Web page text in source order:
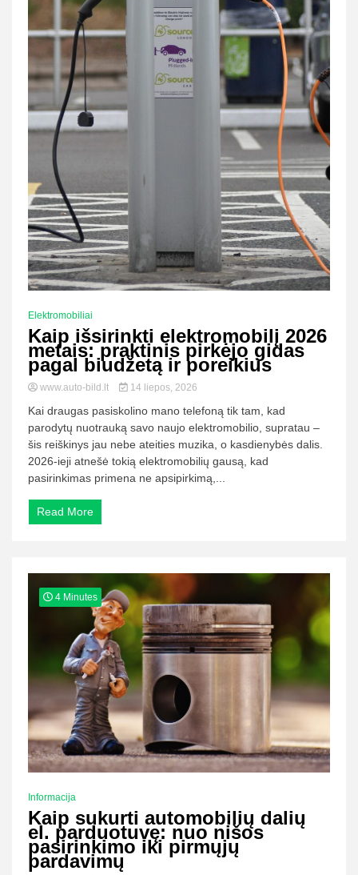
Elektromobiliai
Kaip išsirinkti elektromobilį 2026
metais: praktinis pirkėjo gidas
pagal biudžetą ir poreikius
www.auto-bild.lt 14 liepos, 2026
Kai draugas pasiskolino mano telefoną tik tam, kad
parodytų nuotrauką savo naujo elektromobilio, supratau –
šis reiškinys jau nebe ateities muzika, o kasdienybės dalis.
2026-ieji atnešė tokią elektromobilių gausą, kad
pasirinkimas primena ne apsipirkimą,...
Read More
4 Minutes
Informacija
Kaip sukurti automobilių dalių
el. parduotuvę: nuo nišos
pasirinkimo iki pirmųjų
pardavimų